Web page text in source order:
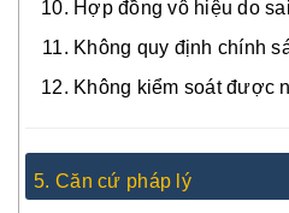
Hợp đồng vô hiệu do
Không quy định chính
Không kiểm soát được
5. Căn cứ pháp lý